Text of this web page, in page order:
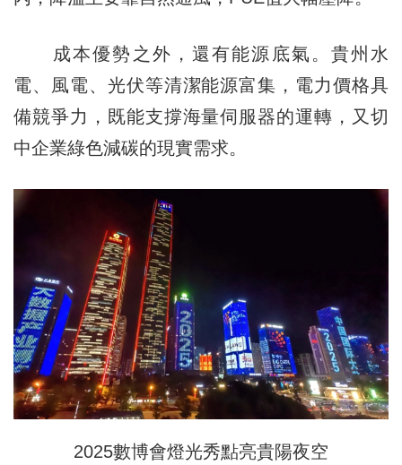
成本優勢之外，還有能源底氣。貴州水
電、風電、光伏等清潔能源富集，電力價格具
備競爭力，既能支撐海量伺服器的運轉，又切
中企業綠色減碳的現實需求。
2025數博會燈光秀點亮貴陽夜空